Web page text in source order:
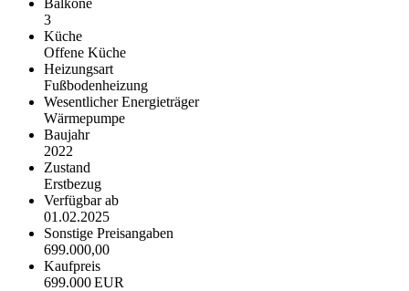
3
Küche
Offene Küche
Heizungsart
Fußbodenheizung
Wesentlicher Energieträger
Wärmepumpe
Baujahr
2022
Zustand
Erstbezug
Verfügbar ab
01.02.2025
Sonstige Preisangaben
699.000,00
Kaufpreis
699.000 EUR